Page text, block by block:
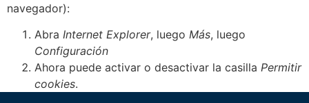
navegador):
Abra Internet Explorer, luego Más, luego
Configuración
Ahora puede activar o desactivar la casilla Permitir
cookies.